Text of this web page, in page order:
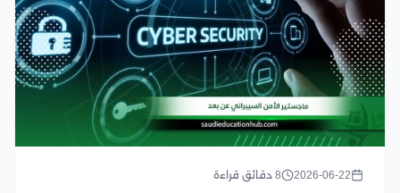
2026-06-22 8 دقائق قراءة